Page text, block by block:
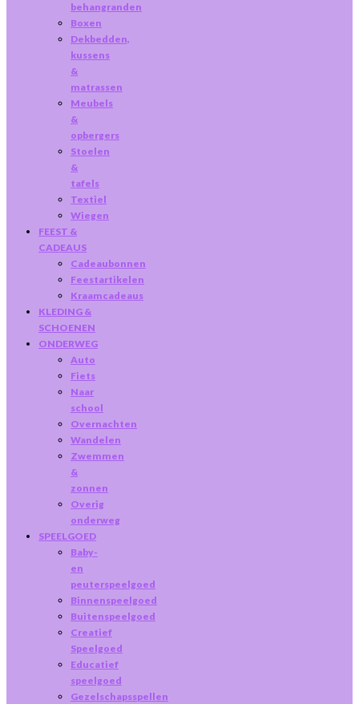
behangranden
Boxen
Dekbedden,
kussens
&
matrassen
Meubels
&
opbergers
Stoelen
&
tafels
Textiel
Wiegen
FEEST &
CADEAUS
Cadeaubonnen
Feestartikelen
Kraamcadeaus
KLEDING &
SCHOENEN
ONDERWEG
Auto
Fiets
Naar
school
Overnachten
Wandelen
Zwemmen
&
zonnen
Overig
onderweg
SPEELGOED
Baby-
en
peuterspeelgoed
Binnenspeelgoed
Buitenspeelgoed
Creatief
Speelgoed
Educatief
speelgoed
Gezelschapsspellen